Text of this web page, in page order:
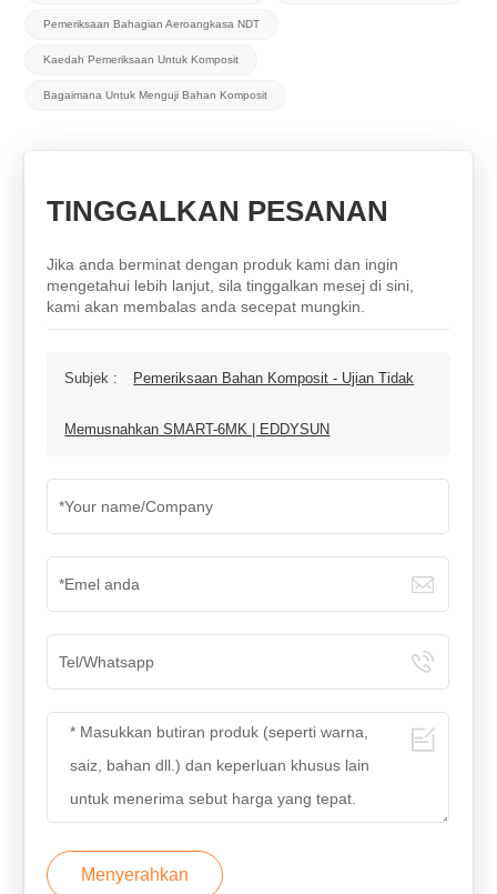
Pemeriksaan Bahagian Aeroangkasa NDT
Kaedah Pemeriksaan Untuk Komposit
Bagaimana Untuk Menguji Bahan Komposit
TINGGALKAN PESANAN
Jika anda berminat dengan produk kami dan ingin
mengetahui lebih lanjut, sila tinggalkan mesej di sini,
kami akan membalas anda secepat mungkin.
Subjek : Pemeriksaan Bahan Komposit - Ujian Tidak
Memusnahkan SMART-6MK | EDDYSUN
Menyerahkan